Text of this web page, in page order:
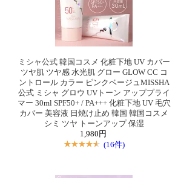
ミシャ公式 韓国コスメ 化粧下地 UV カバー
ツヤ肌 ツヤ感 水光肌 グロー GLOW CC コ
ントロール カラー ピンクベージュMISSHA
公式 ミシャ グロウ UVトーン アッププライ
マー 30ml SPF50+ / PA+++ 化粧下地 UV 毛穴
カバー 美容液 日焼け止め 韓国 韓国コスメ
シミ ツヤ トーンアップ 保湿
1,980円
(16件)